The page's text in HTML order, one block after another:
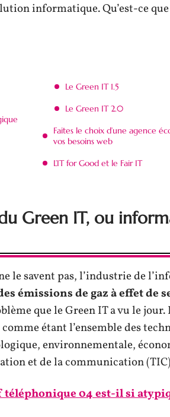
informatique. Qu’est-ce que
Le Green IT 1.5
Le Green IT 2.0
Faites le choix d’une agence
vos besoins web
L’IT for Good et le Fair IT
Green IT, ou
le savent pas, l’industrie de
émissions de gaz à effet de
que le Green IT a vu le
étant l’ensemble des
environnementale,
et de la communication
04 est-il si